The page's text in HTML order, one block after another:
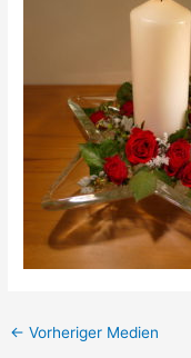
← Vorheriger Medien